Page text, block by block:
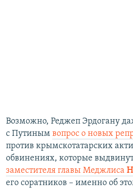
Возможно, Реджеп Эрдогану
с Путиным вопрос о новых
против крымскотатарских
обвинениях, которые
заместителя главы Меджлиса
его соратников – именно об